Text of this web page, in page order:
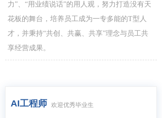
力”、“用业绩说话”的用人观，努力打造没有天
花板的舞台，培养员工成为一专多能的T型人
才，并秉持“共创、共赢、共享”理念与员工共
享经营成果。
欢迎优秀毕业生
AI工程师